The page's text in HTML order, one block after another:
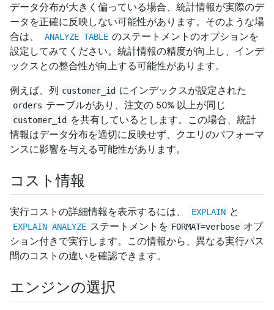
データ分布が大きく偏っている場合、統計情報が実際のデ
ータを正確に反映しない可能性があります。そのような場
合は、
ANALYZE TABLE のステートメントのオプションを
設定してみてください。統計情報の精度が向上し、インデ
ックスとの整合性が向上する可能性があります。
例えば、列 customer_id にインデックスが設定された
orders テーブルがあり、注文の 50% 以上が同じ
customer_id
を共有しているとします。この場合、統計
情報はデータ分布を適切に反映せず、クエリのパフォーマ
ンスに影響を与える可能性があります。
コスト情報
実行コストの詳細情報を表示するには、 EXPLAIN と
EXPLAIN ANALYZE ステートメントを FORMAT=verbose オプ
ション付きで実行します。この情報から、異なる実行パス
間のコストの違いを確認できます。
エンジンの選択